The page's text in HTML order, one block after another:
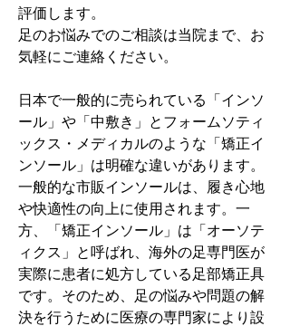
評価します。
足のお悩みでのご相談は当院まで、お
気軽にご連絡ください。
日本で一般的に売られている「インソ
ール」や「中敷き」とフォームソティ
ックス・メディカルのような「矯正イ
ンソール」は明確な違いがあります。
一般的な市販インソールは、履き心地
や快適性の向上に使用されます。一
方、「矯正インソール」は「オーソテ
ィクス」と呼ばれ、海外の足専門医が
実際に患者に処方している足部矯正具
です。そのため、足の悩みや問題の解
決を行うために医療の専門家により設